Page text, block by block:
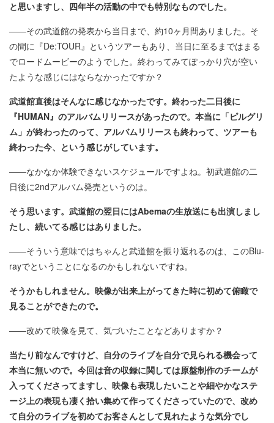
と思いますし、四年半の活動の中でも特別なものでした。
――その武道館の発表から当日まで、約10ヶ月間ありました。そ
の間に『De:TOUR』というツアーもあり、当日に至るまではまる
でロードムービーのようでした。終わってみてぽっかり穴が空い
たような感じにはならなかったですか？
武道館直後はそんなに感じなかったです。終わった二日後に
『HUMAN』のアルバムリリースがあったので。本当に「ピルグリ
ム」が終わったのって、アルバムリリースも終わって、ツアーも
終わった今、という感じがしています。
――なかなか体験できないスケジュールですよね。初武道館の二
日後に2ndアルバム発売というのは。
そう思います。武道館の翌日にはAbemaの生放送にも出演しまし
たし、続いてる感じはありました。
――そういう意味ではちゃんと武道館を振り返れるのは、このBlu-
rayでということになるのかもしれないですね。
そうかもしれません。映像が出来上がってきた時に初めて俯瞰で
見ることができたので。
――改めて映像を見て、気づいたことなどありますか？
当たり前なんですけど、自分のライブを自分で見られる機会って
本当に無いので。今回は音の収録に関しては原盤制作のチームが
入ってくださってますし、映像も表現したいことや細やかなステ
ージ上の表現も凄く拾い集めて作ってくださっていたので、改め
て自分のライブを初めてお客さんとして見れたような気分でし